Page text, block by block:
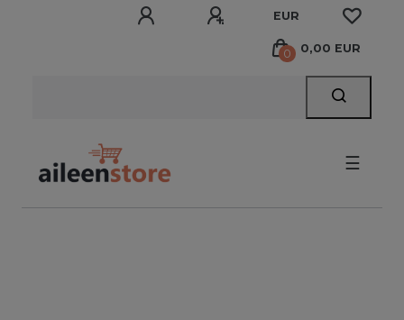
EUR
0 0,00 EUR
☰